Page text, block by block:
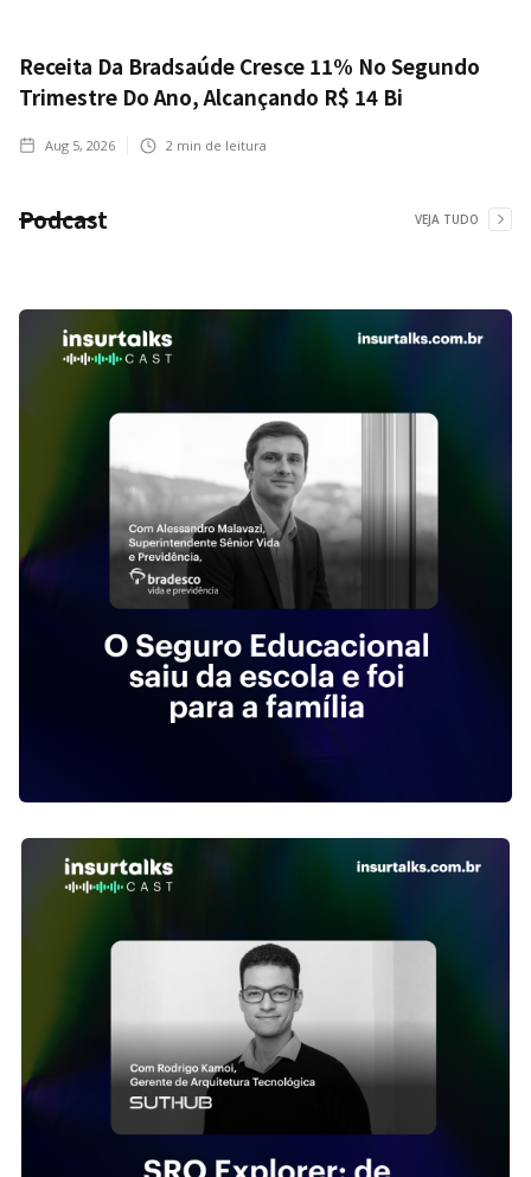
Receita Da Bradsaúde Cresce 11% No Segundo
Trimestre Do Ano, Alcançando R$ 14 Bi
Aug 5, 2026 2 min de leitura
Podcast VEJA TUDO